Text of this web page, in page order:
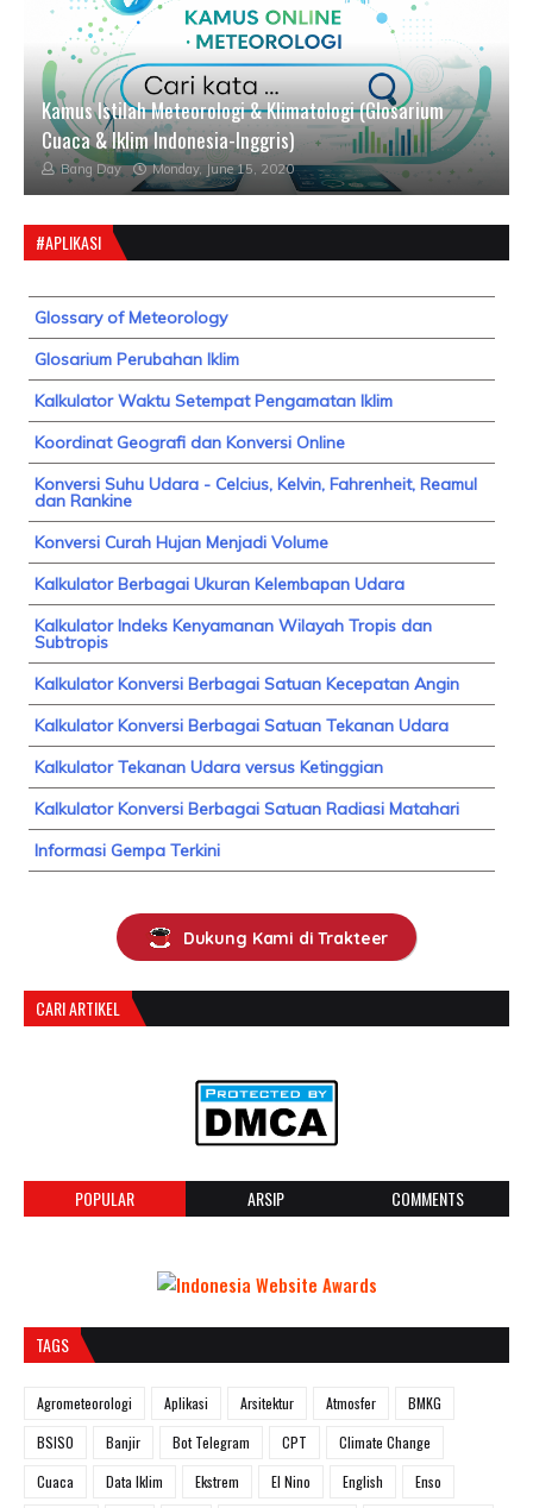
Kamus Istilah Meteorologi & Klimatologi (Glosarium
Cuaca & Iklim Indonesia-Inggris)
Bang Day Monday, June 15, 2020
#APLIKASI
Glossary of Meteorology
Glosarium Perubahan Iklim
Kalkulator Waktu Setempat Pengamatan Iklim
Koordinat Geografi dan Konversi Online
Konversi Suhu Udara - Celcius, Kelvin, Fahrenheit, Reamul
dan Rankine
Konversi Curah Hujan Menjadi Volume
Kalkulator Berbagai Ukuran Kelembapan Udara
Kalkulator Indeks Kenyamanan Wilayah Tropis dan
Subtropis
Kalkulator Konversi Berbagai Satuan Kecepatan Angin
Kalkulator Konversi Berbagai Satuan Tekanan Udara
Kalkulator Tekanan Udara versus Ketinggian
Kalkulator Konversi Berbagai Satuan Radiasi Matahari
Informasi Gempa Terkini
Dukung Kami di Trakteer
CARI ARTIKEL
POPULAR ARSIP COMMENTS
TAGS
Agrometeorologi Aplikasi Arsitektur Atmosfer
BMKG
BSISO
Banjir Bot Telegram CPT
Climate Change
Cuaca
Data Iklim Ekstrem El Nino English Enso